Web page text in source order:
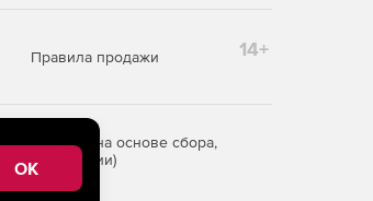
Правила продажи 14+
на основе сбора,
Федерации)
OK